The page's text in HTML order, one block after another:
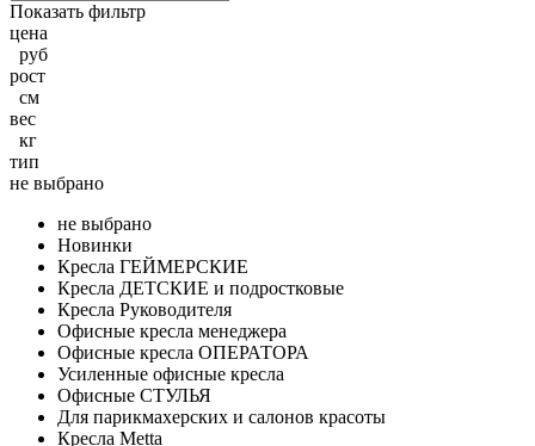
Показать фильтр
цена
руб
рост
см
вес
кг
тип
не выбрано
не выбрано
Новинки
Кресла ГЕЙМЕРСКИЕ
Кресла ДЕТСКИЕ и подростковые
Кресла Руководителя
Офисные кресла менеджера
Офисные кресла ОПЕРАТОРА
Усиленные офисные кресла
Офисные СТУЛЬЯ
Для парикмахерских и салонов красоты
Кресла Metta